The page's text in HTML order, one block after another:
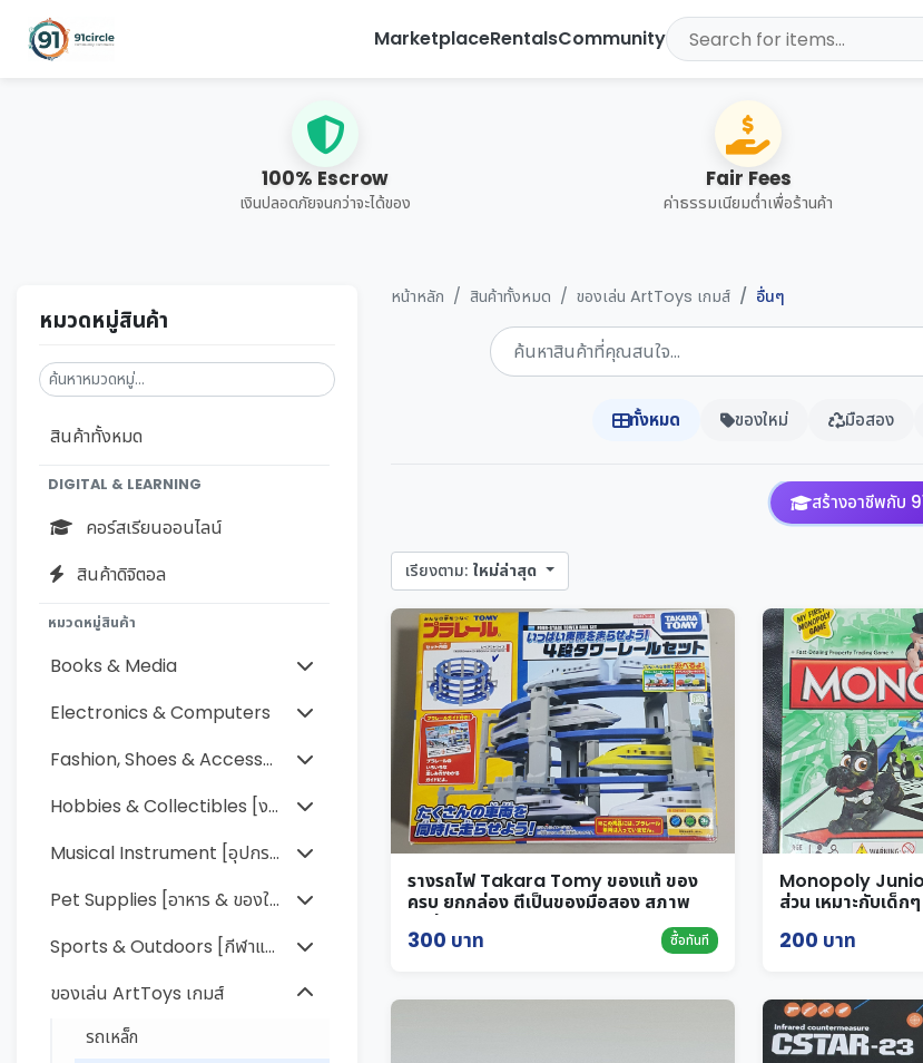
MarketplaceRentalsCommunity
100% Escrow
เงินปลอดภัยจนกว่าจะได้ของ
Fair Fees
ค่าธรรมเนียมต่ำเพื่อร้านค้า
หมวดหมู่สินค้า
สินค้าทั้งหมด
DIGITAL & LEARNING
คอร์สเรียนออนไลน์
สินค้าดิจิตอล
หมวดหมู่สินค้า
Books & Media
Electronics & Computers
Fashion, Shoes & Accessories [แฟชั่นเสื้อผ้า รองเท้า เครื่อง
Hobbies & Collectibles [งานอดิเรกและของสะสม]
Musical Instrument [อุปกรณ์ดนตรี]
Pet Supplies [อาหาร & ของใช้สัตว์]
Sports & Outdoors [กีฬาและกิจกรรมกลางแจ้ง]
ของเล่น ArtToys เกมส์
รถเหล็ก
หน้าหลัก สินค้าทั้งหมด ของเล่น ArtToys เกมส์ อื่นๆ
ทั้งหมด ของใหม่ มือสอง
สร้างอาชีพกับ
เรียงตาม: ใหม่ล่าสุด
รางรถไฟ Takara Tomy ของแท้ ของ
ครบ ยกกล่อง ตีเป็นของมือสอง สภาพ
ใหม่ๆ
300 บาท ซื้อทันที
Monopoly
ส่วน เหมาะกับเด็กๆ
200 บาท